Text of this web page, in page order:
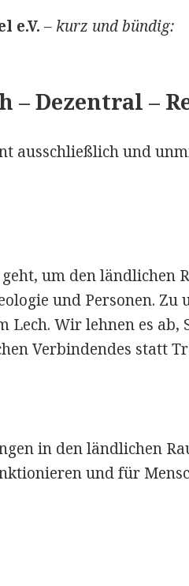
e.V. – kurz undbündig:
– Dezentral –
ausschließlich und
um den ländlichen
und Personen. Zu
Lech. Wir lehnen es ab,
Verbindendes statt
in den ländlichen
und für